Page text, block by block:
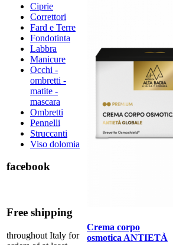
Ciprie
Correttori
Fard e Terre
Fondotinta
Labbra
Manicure
Occhi -
ombretti -
matite -
mascara
Ombretti
Pennelli
Struccanti
Viso dolomia
facebook
Free shipping
throughout Italy for
Crema corpo
osmotica ANTIETÀ